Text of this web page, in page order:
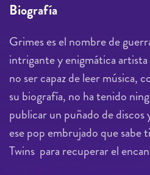
Biografía
Grimes es el nombre de
intrigante y enigmática artista
no ser capaz de leer música,
su biografía, no ha tenido
publicar un puñado de discos
ese pop embrujado que sabe
Twins para recuperar el